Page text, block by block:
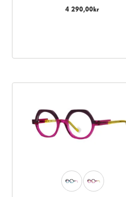
4 290,00 kr
anpassat innehåll